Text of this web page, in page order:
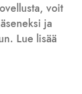
voit
ja
Lue lisää